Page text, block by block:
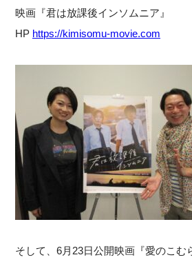
映画『君は放課後インソムニア』
HP https://kimisomu-movie.com
そして、6月23日公開映画『愛のこむ